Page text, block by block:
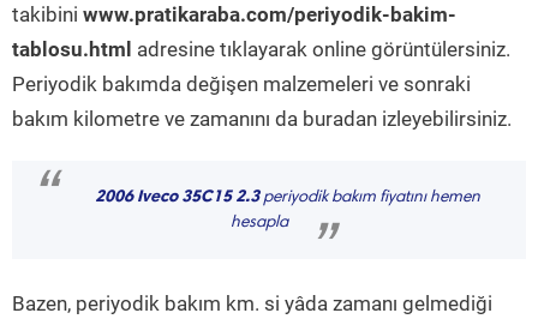
takibini www.pratikaraba.com/periyodik-bakim-
tablosu.html adresine tıklayarak online görüntülersiniz.
Periyodik bakımda değişen malzemeleri ve sonraki
bakım kilometre ve zamanını da buradan izleyebilirsiniz.
“ 2006 Iveco 35C15 2.3periyodik bakım fiyatını hemen
hesapla
”
Bazen, periyodik bakım km. si yâda zamanı gelmediği